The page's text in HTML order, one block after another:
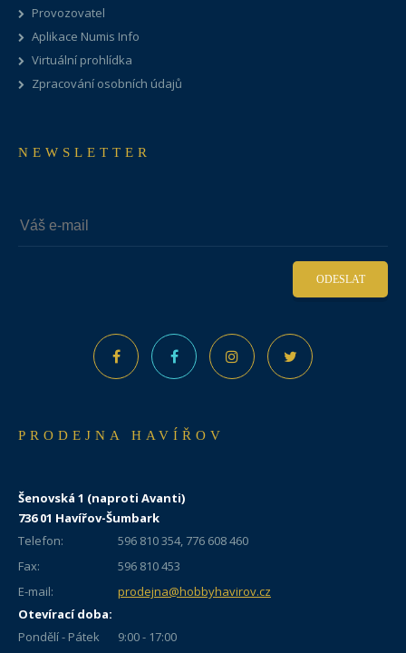
Provozovatel
Aplikace Numis Info
Virtuální prohlídka
Zpracování osobních údajů
NEWSLETTER
ODESLAT
PRODEJNA HAVÍŘOV
Šenovská 1 (naproti Avanti)
736 01 Havířov-Šumbark
Telefon:
596 810 354, 776 608 460
Fax:
596 810 453
E-mail:
prodejna@hobbyhavirov.cz
Otevírací doba:
Pondělí - Pátek
9:00 - 17:00